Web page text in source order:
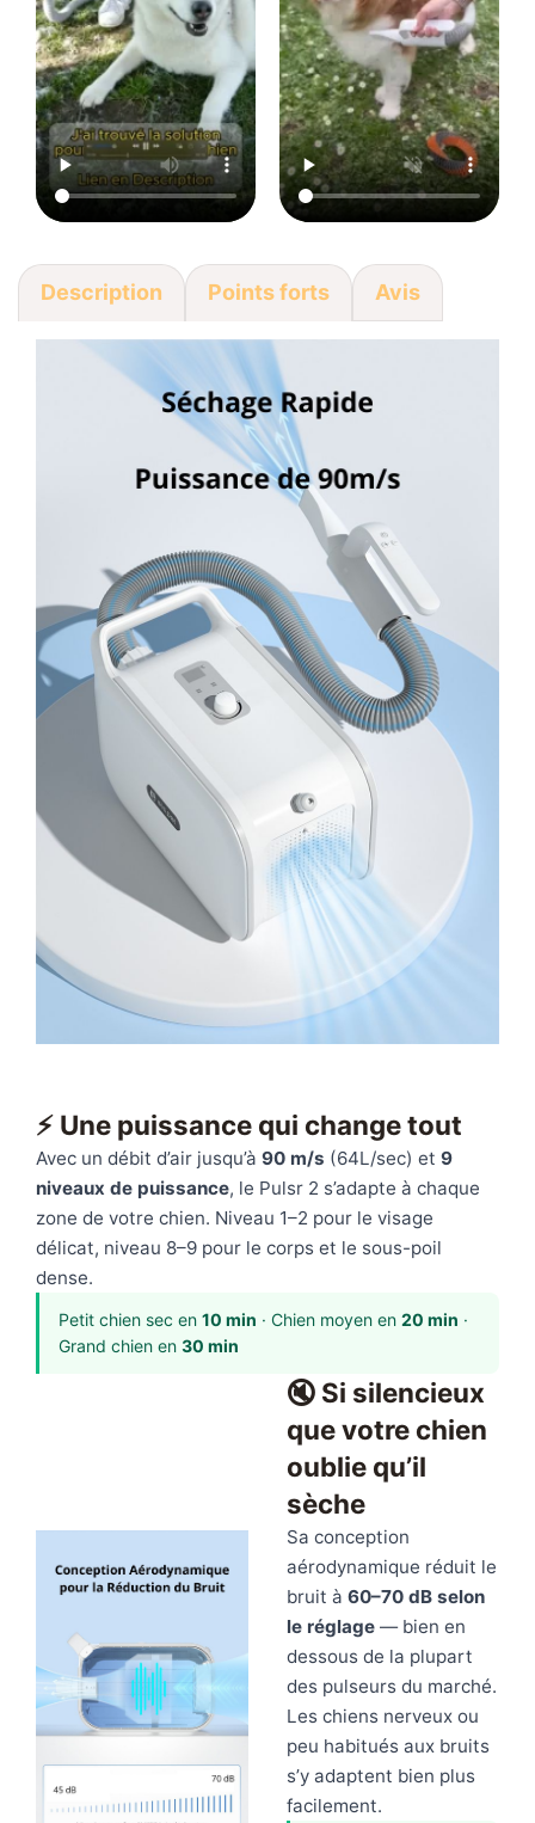
Description Points forts Avis
⚡ Une puissance qui change tout
Avec un débit d’air jusqu’à 90 m/s (64L/sec) et 9
niveaux de puissance, le Pulsr 2 s’adapte à chaque
zone de votre chien. Niveau 1–2 pour le visage
délicat, niveau 8–9 pour le corps et le sous-poil
dense.
Petit chien sec en 10 min · Chien moyen en 20 min ·
Grand chien en 30 min
🔇 Si silencieux
que votre chien
oublie qu’il
sèche
Sa conception
aérodynamique réduit le
bruit à 60–70 dB selon
le réglage — bien en
dessous de la plupart
des pulseurs du marché.
Les chiens nerveux ou
peu habitués aux bruits
s’y adaptent bien plus
facilement.